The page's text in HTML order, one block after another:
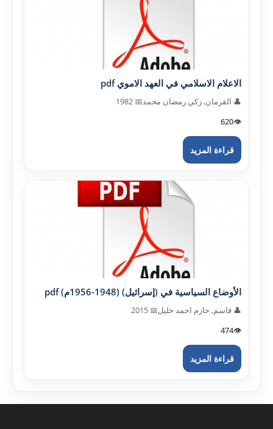
الاعلام الاسلامي في العهد الاموي pdf
👤 القرمان, زكي رمضان محمد📅 1982
👁️
620
قراءة المزيد
الأوضاع السياسية في (إسرائيل) (1948-1956م) pdf
👤 قاسم, حازم احمد خليل📅 2015
👁️
474
قراءة المزيد